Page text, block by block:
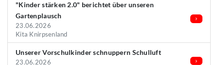
"Kinder stärken 2.0" berichtet über unseren
Gartenplausch
23.06.2026
Kita Knirpsenland
Unserer Vorschulkinder schnuppern Schulluft
23.06.2026